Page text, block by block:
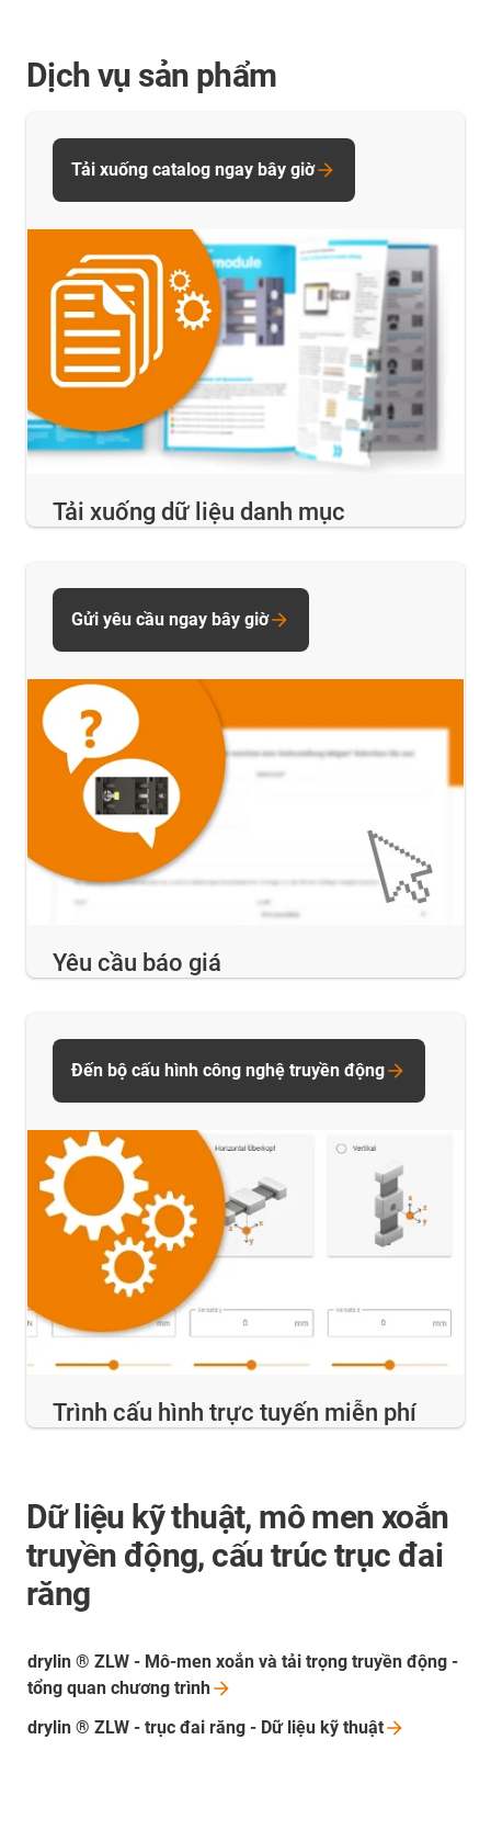
Dịch vụ sản phẩm
Tải xuống dữ liệu danh mục
Tải xuống catalog ngay bây giờ
Yêu cầu báo giá
Gửi yêu cầu ngay bây giờ
Trình cấu hình trực tuyến miễn phí
Đến bộ cấu hình công nghệ truyền động
Dữ liệu kỹ thuật, mô men xoắn
truyền động, cấu trúc trục đai
răng
drylin ® ZLW - Mô-men xoắn và tải trọng truyền động -
tổng quan chương trình
drylin ® ZLW - trục đai răng - Dữ liệu kỹ thuật